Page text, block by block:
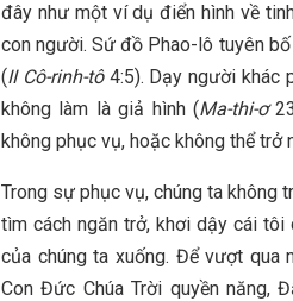
đây như một ví dụ điển hình về
con người. Sứ đồ Phao-lô tuyên
(II Cô-rinh-tô4:5). Dạy người khác
không làm là giả hình (Ma-thi-ơ
không phục vụ, hoặc không thể trở
Trong sự phục vụ, chúng ta không
tìm cách ngăn trở, khơi dậy cái tôi
của chúng ta xuống. Để vượt qua
Con Đức Chúa Trời quyền năng,